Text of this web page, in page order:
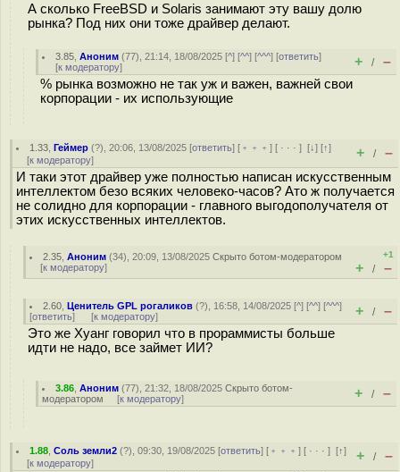
А сколько FreeBSD и Solaris занимают эту вашу долю
рынка? Под них они тоже драйвер делают.
3.85 ,Аноним (77), 21:14, 18/08/2025 [^] [^^] [^^^] [ответить]
[к модератору] + / –
% рынка возможно не так уж и важен, важней свои
корпорации - их использующие
1.33 ,Геймер (?), 20:06, 13/08/2025 [ответить] [ ﹢﹢﹢] [ · · ·][↓] [↑]
[к модератору] + / –
И таки этот драйвер уже полностью написан искусственным
интеллектом безо всяких человеко-часов? Ато ж получается
не солидно для корпорации - главного выгодополучателя от
этих искусственных интеллектов.
2.35 ,Аноним (34), 20:09, 13/08/2025Скрыто ботом-модератором
[к модератору]
+1
+ / –
2.60 ,Ценитель GPL рогаликов (?), 16:58, 14/08/2025 [^] [^^] [^^^]
[ответить] [к модератору] + / –
Это же Хуанг говорил что в прораммисты больше
идти не надо, все займет ИИ?
3.86 ,Аноним (77), 21:32, 18/08/2025Скрыто ботом-
модератором [к модератору] + / –
1.88 ,Соль земли2 (?), 09:30, 19/08/2025 [ответить] [ ﹢﹢﹢] [ · · ·][↑]
[к модератору] + / –